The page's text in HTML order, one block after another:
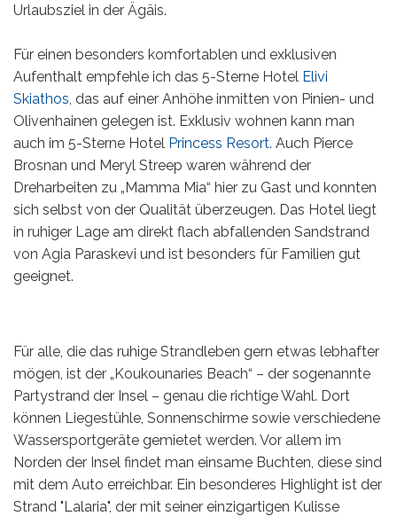
Urlaubsziel in der Ägäis.
Für einen besonders komfortablen und exklusiven
Aufenthalt empfehle ich das 5-Sterne Hotel Elivi
Skiathos , das auf einer Anhöhe inmitten von Pinien- und
Olivenhainen gelegen ist. Exklusiv wohnen kann man
auch im 5-Sterne Hotel Princess Resort. Auch Pierce
Brosnan und Meryl Streep waren während der
Dreharbeiten zu „Mamma Mia“ hier zu Gast und konnten
sich selbst von der Qualität überzeugen. Das Hotel liegt
in ruhiger Lage am direkt flach abfallenden Sandstrand
von Agia Paraskevi und ist besonders für Familien gut
geeignet.
Für alle, die das ruhige Strandleben gern etwas lebhafter
mögen, ist der „Koukounaries Beach“ – der sogenannte
Partystrand der Insel – genau die richtige Wahl. Dort
können Liegestühle, Sonnenschirme sowie verschiedene
Wassersportgeräte gemietet werden. Vor allem im
Norden der Insel findet man einsame Buchten, diese sind
mit dem Auto erreichbar. Ein besonderes Highlight ist der
Strand "Lalaria", der mit seiner einzigartigen Kulisse